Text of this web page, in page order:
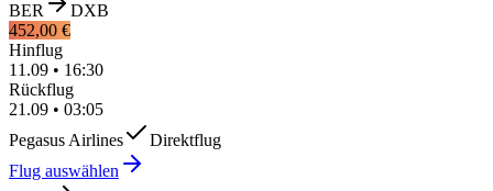
BER
DXB
452,00 €
Hinflug
11.09 • 16:30
Rückflug
21.09 • 03:05
Pegasus Airlines
Direktflug
Flug auswählen